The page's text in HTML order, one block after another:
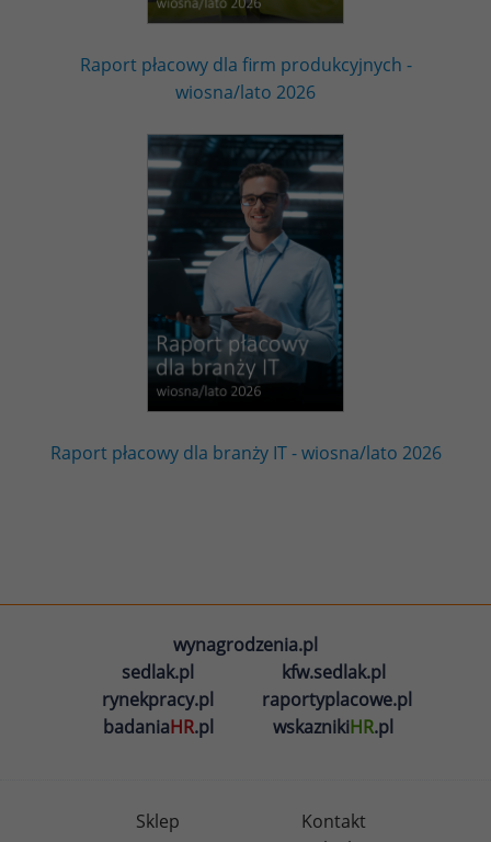
Raport płacowy dla firm produkcyjnych -
wiosna/lato 2026
Raport płacowy dla branży IT - wiosna/lato 2026
wynagrodzenia.pl
sedlak.pl
kfw.sedlak.pl
rynekpracy.pl
raportyplacowe.pl
badaniaHR.pl wskaznikiHR.pl
Sklep
Kontakt